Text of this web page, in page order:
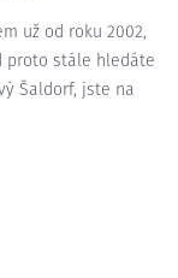
už od roku 2002,
proto stále hledáte
Šaldorf, jste na